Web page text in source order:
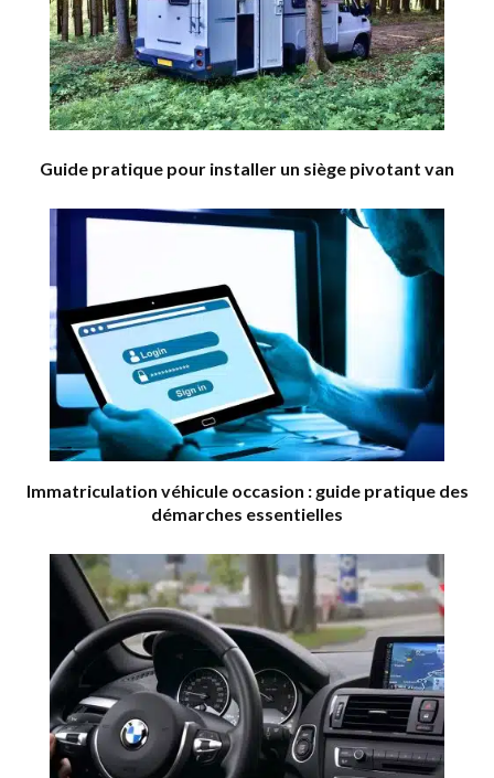
Guide pratique pour installer un siège pivotant van
Immatriculation véhicule occasion : guide pratique des
démarches essentielles